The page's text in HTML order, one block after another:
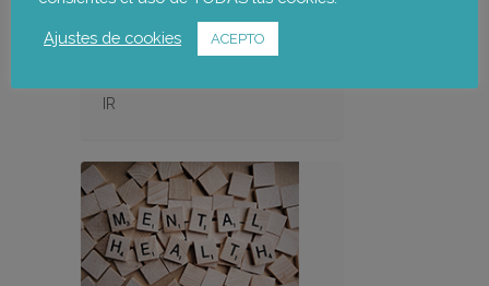
a Notus l’elaboració d’un
indicador compost (o índex)
de relacions laborals en
IR
Ajustes de cookies ACEPTO